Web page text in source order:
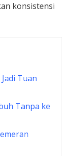
konsistensi
Tuan
Tanpa ke